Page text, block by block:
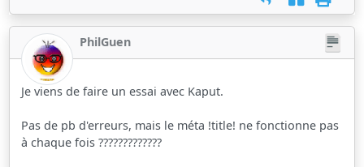
PhilGuen
Je viens de faire un essai avec Kaput.
Pas de pb d'erreurs, mais le méta !title! ne fonctionne pas
à chaque fois ?????????????